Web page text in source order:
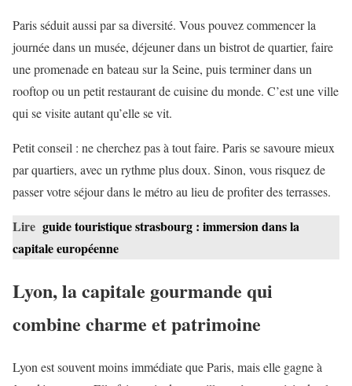
Paris séduit aussi par sa diversité. Vous pouvez commencer la
journée dans un musée, déjeuner dans un bistrot de quartier, faire
une promenade en bateau sur la Seine, puis terminer dans un
rooftop ou un petit restaurant de cuisine du monde. C’est une ville
qui se visite autant qu’elle se vit.
Petit conseil : ne cherchez pas à tout faire. Paris se savoure mieux
par quartiers, avec un rythme plus doux. Sinon, vous risquez de
passer votre séjour dans le métro au lieu de profiter des terrasses.
Lire guide touristique strasbourg : immersion dans la
capitale européenne
Lyon, la capitale gourmande qui
combine charme et patrimoine
Lyon est souvent moins immédiate que Paris, mais elle gagne à